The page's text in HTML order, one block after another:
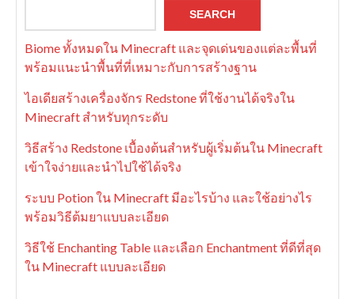
SEARCH
Biome ทั้งหมดใน Minecraft และจุดเด่นของแต่ละพื้นที่
พร้อมแนะนำพื้นที่ที่เหมาะกับการสร้างฐาน
ไอเดียสร้างเครื่องจักร Redstone ที่ใช้งานได้จริงใน
Minecraft สำหรับทุกระดับ
วิธีสร้าง Redstone เบื้องต้นสำหรับผู้เริ่มต้นใน Minecraft
เข้าใจง่ายและนำไปใช้ได้จริง
ระบบ Potion ใน Minecraft มีอะไรบ้าง และใช้อย่างไร
พร้อมวิธีต้มยาแบบละเอียด
วิธีใช้ Enchanting Table และเลือก Enchantment ที่ดีที่สุด
ใน Minecraft แบบละเอียด